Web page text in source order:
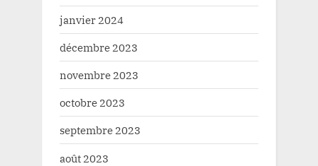
janvier 2024
décembre 2023
novembre 2023
octobre 2023
septembre 2023
août 2023